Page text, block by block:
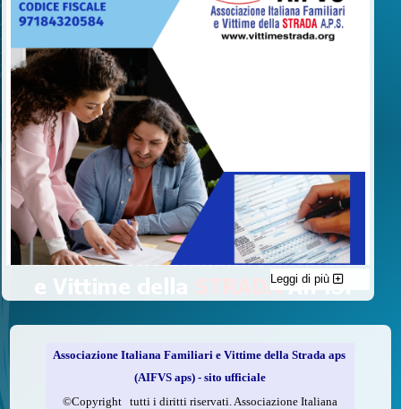
C'è un modo di contribuire alle attività dell’A.I.F.V.S. a favore
delle vittime della strada e per dare giustizia ai superstiti ed ai
loro familiari che non costa nulla: devolvere il 5 per mille della
Compila la scheda CUD o del modello 730.
Leggi di più
Associazione Italiana Familiari e Vittime della Strada aps
(AIFVS aps) - sito ufficiale
©​Copyright tutti i diritti riservati. Associazione Italiana